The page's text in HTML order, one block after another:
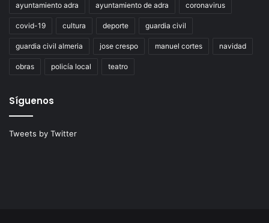
ayuntamiento adra ayuntamiento de adra coronavirus
covid-19 cultura deporte guardia civil
guardia civil almeria jose crespo manuel cortes navidad
obras policía local teatro
Síguenos
Tweets by Twitter